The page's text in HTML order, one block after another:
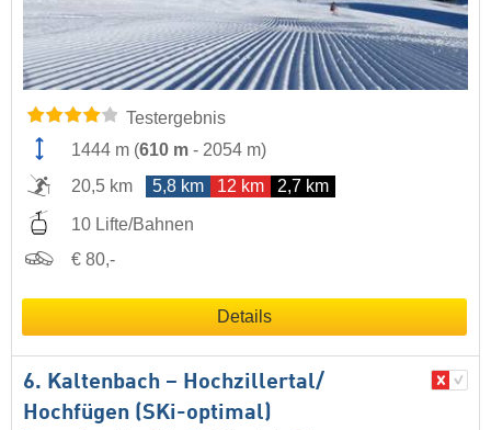
Testergebnis
1444 m (610 m - 2054 m)
20,5 km
5,8 km 12 km 2,7 km
10 Lifte/Bahnen
€ 80,-
Details
6. Kaltenbach – Hochzillertal/​
Hochfügen (SKi-optimal)